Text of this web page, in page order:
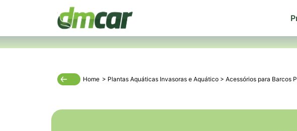
Home > Plantas Aquáticas Invasoras e Aquático > Acessórios para Barcos